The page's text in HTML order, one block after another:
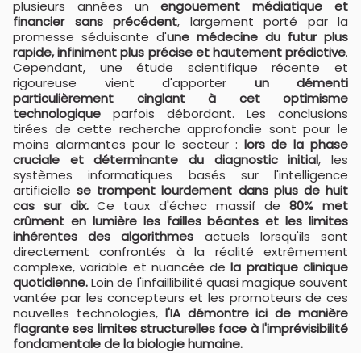
plusieurs années unengouement médiatique et
financier sans précédent, largement porté par la
promesse séduisante d'une médecine du futur plus
rapide, infiniment plus précise et hautement prédictive.
Cependant, une étude scientifique récente et
rigoureuse vient d'apporter un démenti
particulièrement cinglant à cet optimisme
technologique parfois débordant. Les conclusions
tirées de cette recherche approfondie sont pour le
moins alarmantes pour le secteur : lors de la phase
cruciale et déterminante du diagnostic initial, les
systèmes informatiques basés sur l'intelligence
artificiellese trompent lourdement dans plus de huit
cas sur dix.Ce taux d'échec massif de80% met
crûment en lumière les failles béantes et les limites
inhérentes des algorithmes actuels lorsqu'ils sont
directement confrontés à la réalité extrêmement
complexe, variable et nuancée dela pratique clinique
quotidienne.Loin de l'infaillibilité quasi magique souvent
vantée par les concepteurs et les promoteurs de ces
nouvelles technologies, l'IA démontre ici de manière
flagrante ses limites structurelles face à l'imprévisibilité
fondamentale de la biologie humaine.